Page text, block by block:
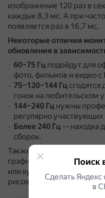
изображение 120 раз в
каждые 8,3 мс. А при
появляется раз в 16,7 мс.
Некоторые отличия
обновления в
60–75 Гц подойдут для
фото, фильмов и видео с
75–120–144 Гцсгодятся
гонок на любительском
144–240 Гц нужны
регулярно участвующих
Более 240 Гц — находка
сборок.
Также высокая частота
графических дизайнеров
или курсора становятся
рисовать точнее и
Поиск
Сделать
в